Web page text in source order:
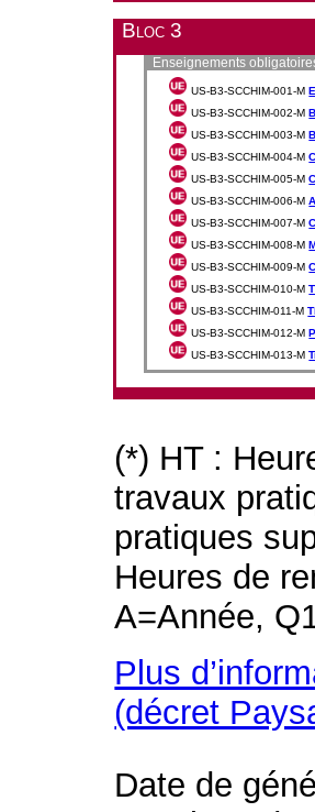
Bloc 3
Enseignements
US-B3-SCCHIM-001-M
US-B3-SCCHIM-002-M
US-B3-SCCHIM-003-M
US-B3-SCCHIM-004-M
US-B3-SCCHIM-005-M
US-B3-SCCHIM-006-M
US-B3-SCCHIM-007-M
US-B3-SCCHIM-008-M
US-B3-SCCHIM-009-M
US-B3-SCCHIM-010-M
US-B3-SCCHIM-011-M
US-B3-SCCHIM-012-M
US-B3-SCCHIM-013-M
(*) HT :
travaux
pratiques
Heures de
A=Année,
Plus
(décret
Date de